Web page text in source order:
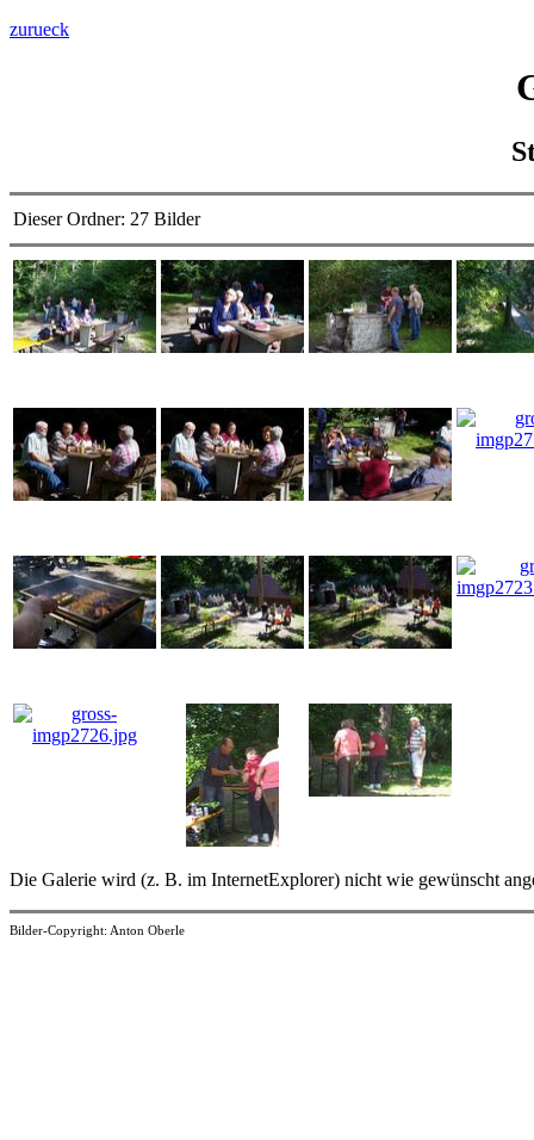
zurueck
Dieser Ordner: 27 Bilder
Die Galerie wird (z. B. im InternetExplorer) nicht wie gewünscht
Bilder-Copyright: Anton Oberle